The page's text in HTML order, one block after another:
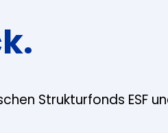
Strukturfonds ESF